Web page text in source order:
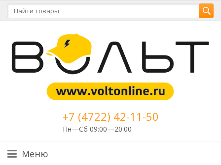
+7 (4722) 42-11-50
Пн—Сб 09:00—20:00
Меню